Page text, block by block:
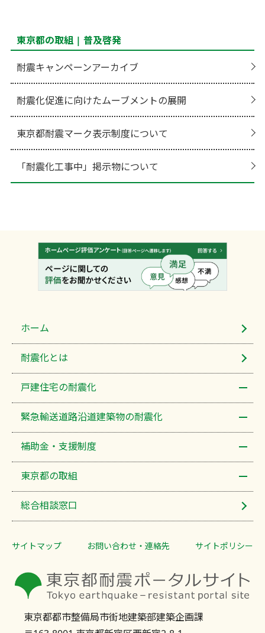
東京都の取組 | 普及啓発
耐震キャンペーンアーカイブ
耐震化促進に向けたムーブメントの展開
東京都耐震マーク表示制度について
「耐震化工事中」掲示物について
ホーム
耐震化​とは
戸建住宅の耐震化
緊急輸送道路沿道建築物の耐震化
補助金・支援制度
東京都の取組
総合相談窓口
サイトマップ お問い合わせ・連絡先 サイトポリシー
東京都都市整備局市街地建築部建築企画課